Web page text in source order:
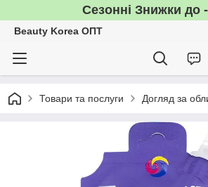
Сезонні Знижки до
Beauty Korea ОПТ
Товари та послуги Догляд за